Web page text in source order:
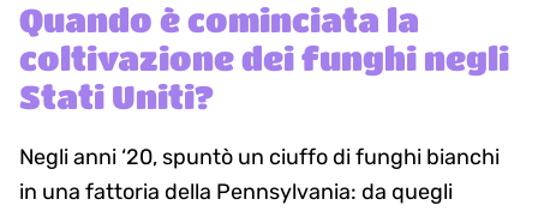
Quando è cominciata la
coltivazione dei funghi negli
Stati Uniti?
Negli anni ‘20, spuntò un ciuffo di funghi bianchi
in una fattoria della Pennsylvania: da quegli